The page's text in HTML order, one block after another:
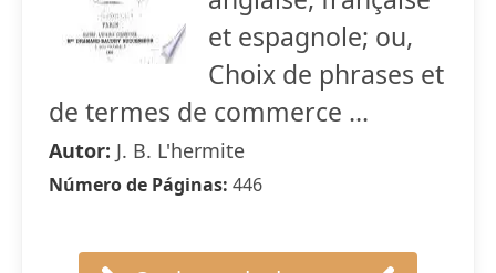
et espagnole; ou,
Choix de phrases et
de termes de commerce ...
Autor: J. B. L'hermite
Número de Páginas: 446